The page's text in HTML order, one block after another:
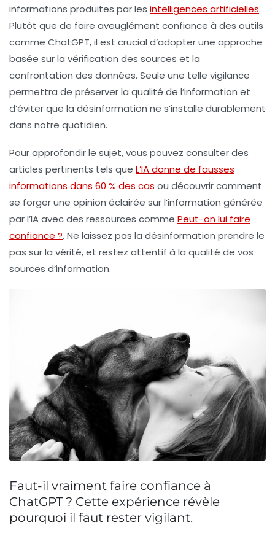
informations produites par les intelligences artificielles.
Plutôt que de faire aveuglément confiance à des outils
comme ChatGPT, il est crucial d’adopter une approche
basée sur la vérification des sources et la
confrontation des données. Seule une telle vigilance
permettra de préserver la qualité de l’information et
d’éviter que la désinformation ne s’installe durablement
dans notre quotidien.
Pour approfondir le sujet, vous pouvez consulter des
articles pertinents tels que L’IA donne de fausses
informations dans 60 % des cas ou découvrir comment
se forger une opinion éclairée sur l’information générée
par l’IA avec des ressources comme Peut-on lui faire
confiance ?. Ne laissez pas la désinformation prendre le
pas sur la vérité, et restez attentif à la qualité de vos
sources d’information.
Faut-il vraiment faire confiance à
ChatGPT ? Cette expérience révèle
pourquoi il faut rester vigilant.